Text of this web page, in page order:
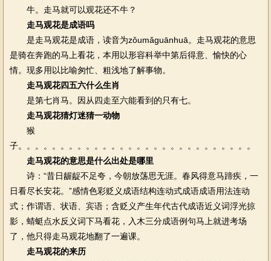
牛。走马就可以观花还不牛？
走马观花是成语吗
是走马观花是成语，读音为zǒumǎguānhuā。走马观花的意思
是骑在奔跑的马上看花，本用以形容科举中第后得意、愉快的心
情。现多用以比喻匆忙、粗浅地了解事物。
走马观花四五六什么生肖
是第七肖马。因从四走至六能看到的只有七。
走马观花猜灯迷猜一动物
猴
子。。。。。。。。。。。。。。。。。。。。。。。。。。。。
走马观花的意思是什么出处是哪里
诗：“昔日龌龊不足夸，今朝放荡思无涯。春风得意马蹄疾，一
日看尽长安花。”感情色彩贬义成语结构连动式成语成语用法连动
式；作谓语、状语、宾语；含贬义产生年代古代成语近义词浮光掠
影，蜻蜓点水反义词下马看花，入木三分成语例句马上就进考场
了，他只得走马观花地翻了一遍课。
走马观花的来历